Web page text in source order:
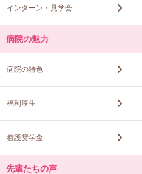
インターン・見学会
病院の魅力
病院の特色
福利厚生
看護奨学金
先輩たちの声